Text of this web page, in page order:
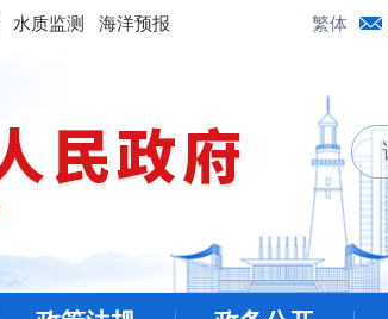
水质监测 海洋预报 繁体